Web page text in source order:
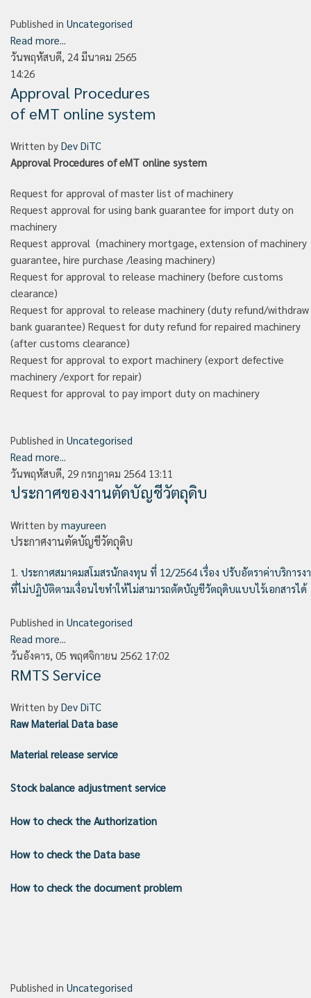
Published in Uncategorised
Read more...
วันพฤหัสบดี, 24 มีนาคม 2565
14:26
Approval Procedures
of eMT online system
Written by Dev DiTC
Approval Procedures of eMT online system
Request for approval of master list of machinery
Request approval for using bank guarantee for import duty on
machinery
Request approval (machinery mortgage, extension of machinery
guarantee, hire purchase /leasing machinery)
Request for approval to release machinery (before customs
clearance)
Request for approval to release machinery (duty refund/withdraw
bank guarantee) Request for duty refund for repaired machinery
(after customs clearance)
Request for approval to export machinery (export defective
machinery /export for repair)
Request for approval to pay import duty on machinery
Published in Uncategorised
Read more...
วันพฤหัสบดี, 29 กรกฎาคม 2564 13:11
ประกาศของงานตัดบัญชีวัตถุดิบ
Written by mayureen
ประกาศงานตัดบัญชีวัตถุดิบ
1. ประกาศสมาคมสโมสรนักลงทุน ที่ 12/2564 เรื่อง ปรับอัตราค่าบริกา
ที่ไม่ปฏิบัติตามเงื่อนไขทำให้ไม่สามารถตัดบัญชีวัตถุดิบแบบไร้เอกสารได้
Published in Uncategorised
Read more...
วันอังคาร, 05 พฤศจิกายน 2562 17:02
RMTS Service
Written by Dev DiTC
Raw Material Data base
Material release service
Stock balance adjustment service
How to check the Authorization
How to check the Data base
How to check the document problem
Published in Uncategorised